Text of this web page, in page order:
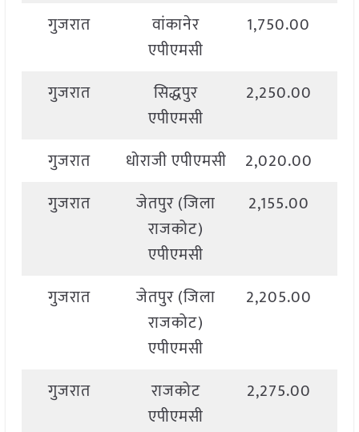
गुजरात
वांकानेर
एपीएमसी
1,750.00
गुजरात
सिद्धपुर
एपीएमसी
2,250.00
गुजरात धोराजी एपीएमसी 2,020.00
गुजरात
जेतपुर (जिला
राजकोट)
एपीएमसी
2,155.00
गुजरात
जेतपुर (जिला
राजकोट)
एपीएमसी
2,205.00
गुजरात
राजकोट
एपीएमसी
2,275.00